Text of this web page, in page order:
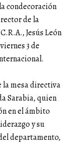
condecoración
de la
Jesús León
3 de
la mesa directiva
Sarabia, quien
en el ámbito
y su
departamento,